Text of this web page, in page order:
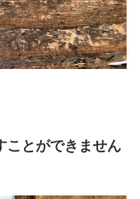
ことができません